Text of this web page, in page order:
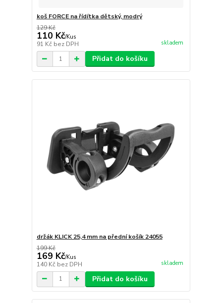
koš FORCE na řídítka dětský, modrý
129 Kč
110 Kč/Kus
91 Kč bez DPH skladem
Přidat do košíku
držák KLICK 25,4 mm na přední košík 24055
199 Kč
169 Kč/Kus
140 Kč bez DPH skladem
Přidat do košíku